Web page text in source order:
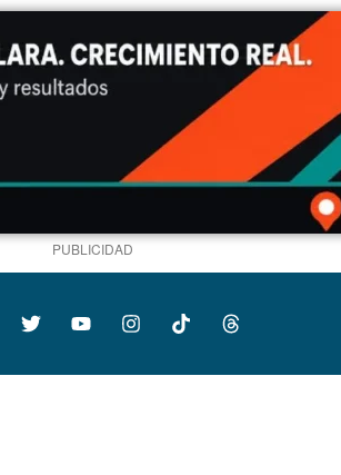
PUBLICIDAD